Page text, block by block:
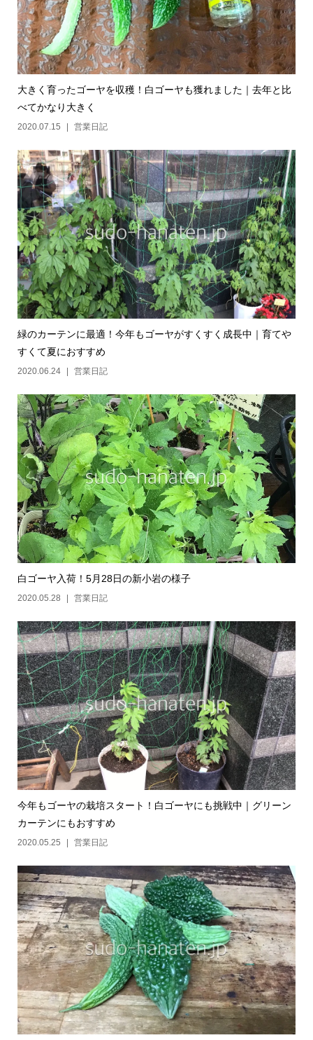
大きく育ったゴーヤを収穫！白ゴーヤも獲れました｜去年と比
べてかなり大きく
2020.07.15 営業日記
緑のカーテンに最適！今年もゴーヤがすくすく成長中｜育てや
すくて夏におすすめ
2020.06.24 営業日記
白ゴーヤ入荷！5月28日の新小岩の様子
2020.05.28 営業日記
今年もゴーヤの栽培スタート！白ゴーヤにも挑戦中｜グリーン
カーテンにもおすすめ
2020.05.25 営業日記